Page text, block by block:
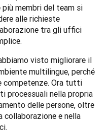
più membri del team si
alle richieste
tra gli uffici
visto migliorare il
multilingue, perché
competenze. Ora tutti
processuali nella propria
delle persone, oltre
collaborazione e nella